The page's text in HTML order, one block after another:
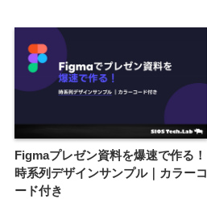
Figmaプレゼン資料を爆速で作る！
時系列デザインサンプル｜カラーコ
ード付き